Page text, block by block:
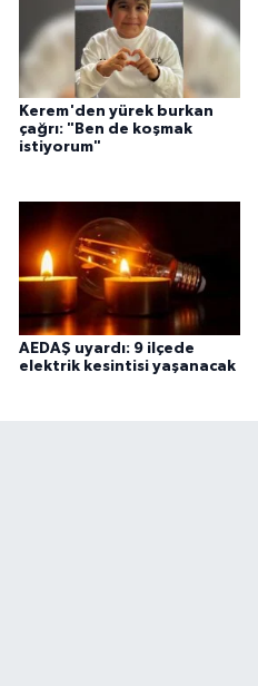
Kerem'den yürek burkan
çağrı: "Ben de koşmak
istiyorum"
AEDAŞ uyardı: 9 ilçede
elektrik kesintisi yaşanacak